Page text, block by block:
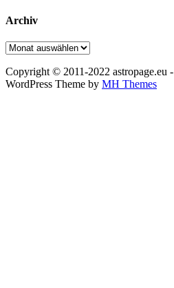
Archiv
Archiv
Copyright © 2011-2022 astropage.eu -
WordPress Theme by MH Themes